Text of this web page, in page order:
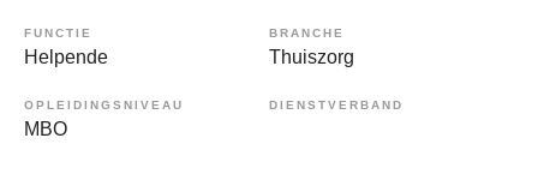
FUNCTIE
Helpende
BRANCHE
Thuiszorg
OPLEIDINGSNIVEAU
MBO
DIENSTVERBAND